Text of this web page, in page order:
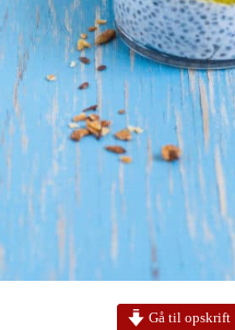
Gå til opskrift